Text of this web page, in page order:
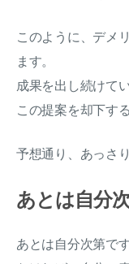
このように、デメ
ます。
成果を出し続けて
この提案を却下す
予想通り、あっさ
あとは自分
あとは自分次第で